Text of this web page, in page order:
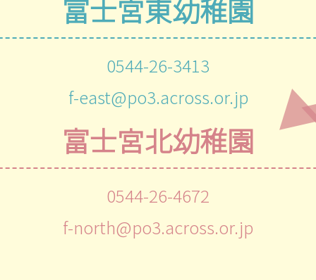
富士宮東幼稚園
0544-26-3413
f-east@po3.across.or.jp
富士宮北幼稚園
0544-26-4672
f-north@po3.across.or.jp